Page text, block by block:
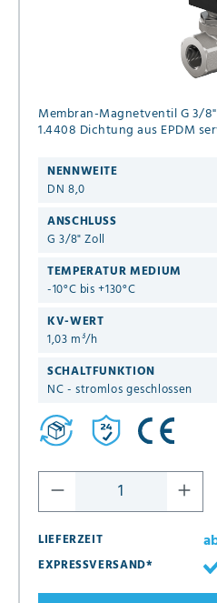
Membran-Magnetventil G 3/8" Zoll DN
1.4408 Dichtung aus EPDM
NENNWEITE
DN 8,0
ANSCHLUSS
G 3/8" Zoll
TEMPERATUR MEDIUM
-10°C bis +130°C
KV-WERT
1,03 m³/h
SCHALTFUNKTION
NC - stromlos geschlossen
LIEFERZEIT
EXPRESSVERSAND*